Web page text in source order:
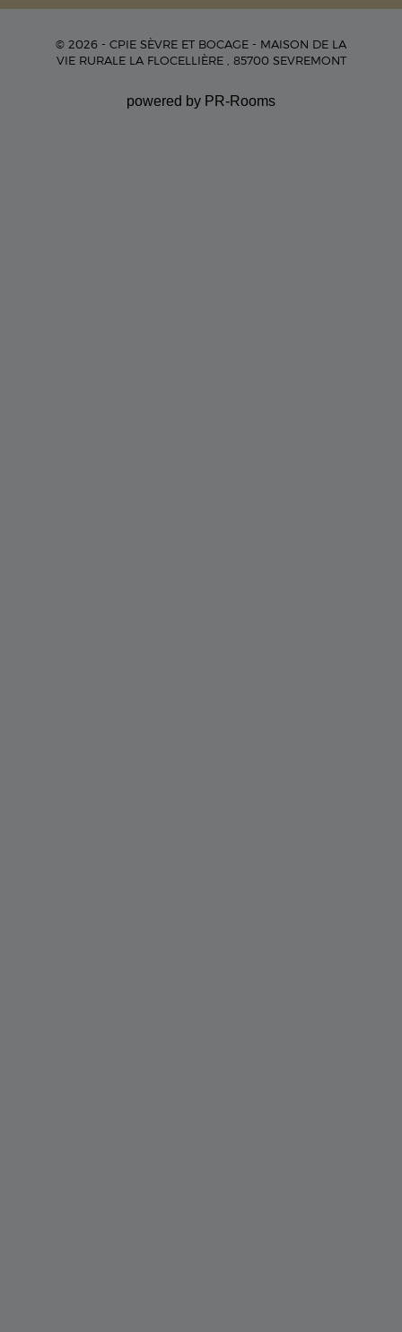
© 2026 - CPIE SÈVRE ET BOCAGE - MAISON DE LA
VIE RURALE LA FLOCELLIÈRE , 85700 SEVREMONT
powered by PR-Rooms